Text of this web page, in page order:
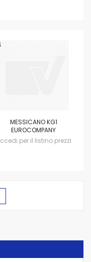
MESSICANO KG1
EUROCOMPANY
per il listino prezzi